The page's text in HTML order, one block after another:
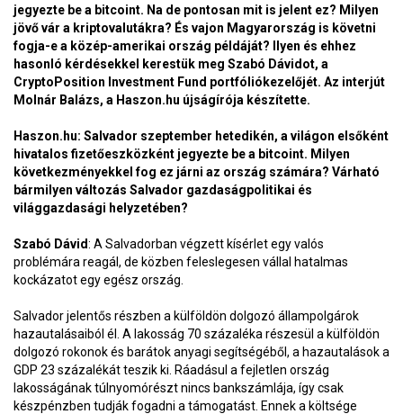
jegyezte be a bitcoint. Na de pontosan mit is jelent ez? Milyen
jövő vár a kriptovalutákra? És vajon Magyarország is követni
fogja-e a közép-amerikai ország példáját? Ilyen és ehhez
hasonló kérdésekkel kerestük meg Szabó Dávidot, a
CryptoPosition Investment Fund portfóliókezelőjét. Az interjút
Molnár Balázs, a Haszon.hu újságírója készítette.
Haszon.hu: Salvador szeptember hetedikén, a világon elsőként
hivatalos fizetőeszközként jegyezte be a bitcoint. Milyen
következményekkel fog ez járni az ország számára? Várható
bármilyen változás Salvador gazdaságpolitikai és
világgazdasági helyzetében?
Szabó Dávid: A Salvadorban végzett kísérlet egy valós
problémára reagál, de közben feleslegesen vállal hatalmas
kockázatot egy egész ország.
Salvador jelentős részben a külföldön dolgozó állampolgárok
hazautalásaiból él. A lakosság 70 százaléka részesül a külföldön
dolgozó rokonok és barátok anyagi segítségéből, a hazautalások a
GDP 23 százalékát teszik ki. Ráadásul a fejletlen ország
lakosságának túlnyomórészt nincs bankszámlája, így csak
készpénzben tudják fogadni a támogatást. Ennek a költsége